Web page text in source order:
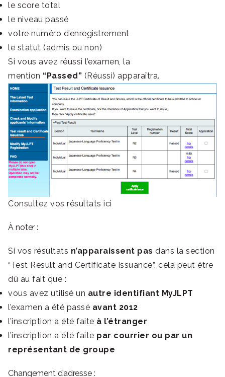
le score total
le niveau passé
votre numéro d’enregistrement
le statut (admis ou non)
Si vous avez réussi l’examen, la
mention “Passed” (Réussi) apparaîtra.
Consultez vos résultats ici
À noter :
Si vos résultats n’apparaissent pas dans la section
“Test Result and Certificate Issuance”, cela peut être
dû au fait que :
vous avez utilisé un autre identifiant MyJLPT
l’examen a été passé avant 2012
l’inscription a été faite à l’étranger
l’inscription a été faite par courrier ou par un
représentant de groupe
Changement d’adresse :